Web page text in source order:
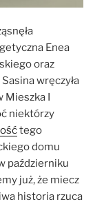
Enea
oraz
wręczyła
I
niektórzy
tego
domu
październiku
już, że miecz
historia rzuca